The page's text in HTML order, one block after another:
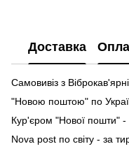
Доставка
Самовивіз з
"Новою поштою" по
Кур'єром "Нової пошти" -
Nova post по світу - за